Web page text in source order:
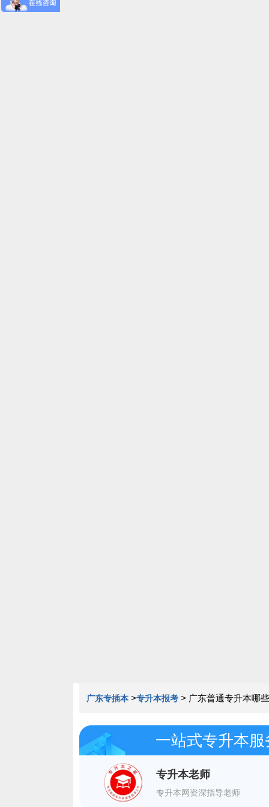
广东专插本 >专升本报考 > 广东普通专升本哪
一站式专升本
专升本老师
专升本网资深指导老师